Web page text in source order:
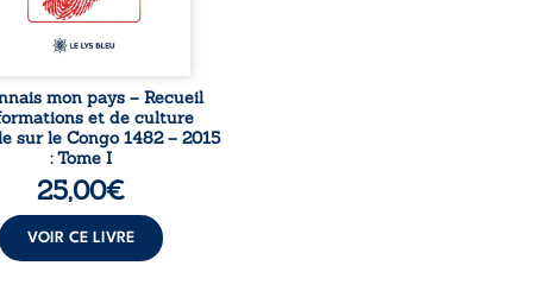
mon pays – Recueil
et de culture
sur le Congo 1482 – 2015
: Tome I
25,00€
VOIR CE LIVRE